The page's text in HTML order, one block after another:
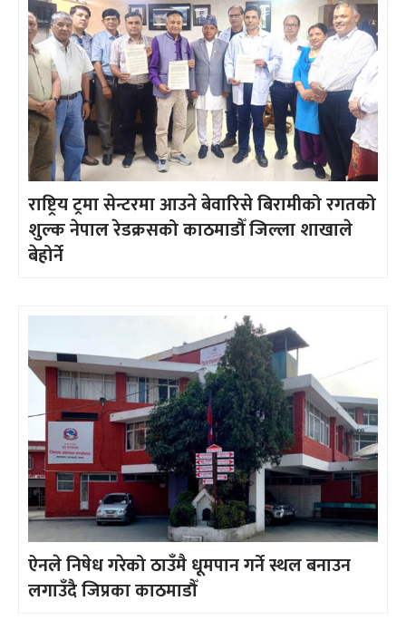
राष्ट्रिय ट्रमा सेन्टरमा आउने बेवारिसे बिरामीको रगतको
शुल्क नेपाल रेडक्रसको काठमाडौँ जिल्ला शाखाले
बेहोर्ने
ऐनले निषेध गरेको ठाउँमै धूमपान गर्ने स्थल बनाउन
लगाउँदै जिप्रका काठमाडौँ